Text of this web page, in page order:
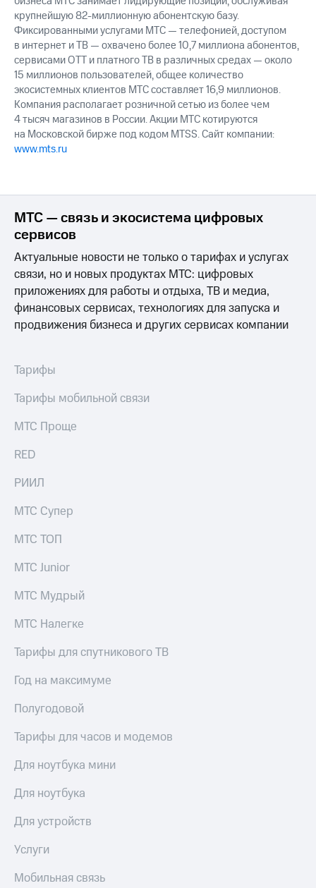
крупнейшую 82-миллионную абонентскую базу.
Фиксированными услугами МТС — телефонией, доступом
в интернет и ТВ — охвачено более 10,7 миллиона абонентов,
сервисами OTT и платного ТВ в различных средах — около
15 миллионов пользователей, общее количество
экосистемных клиентов МТС составляет 16,9 миллионов.
Компания располагает розничной сетью из более чем
4 тысяч магазинов в России. Акции МТС котируются
на Московской бирже под кодом MTSS. Сайт компании:
www.mts.ru
МТС — связь и экосистема цифровых
сервисов
Актуальные новости не только о тарифах и услугах
связи, но и новых продуктах МТС: цифровых
приложениях для работы и отдыха, ТВ и медиа,
финансовых сервисах, технологиях для запуска и
продвижения бизнеса и других сервисах компании
Тарифы
Тарифы мобильной связи
МТС Проще
RED
РИИЛ
МТС Супер
МТС ТОП
МТС Junior
МТС Мудрый
МТС Налегке
Тарифы для спутникового ТВ
Год на максимуме
Полугодовой
Тарифы для часов и модемов
Для ноутбука мини
Для ноутбука
Для устройств
Услуги
Мобильная связь